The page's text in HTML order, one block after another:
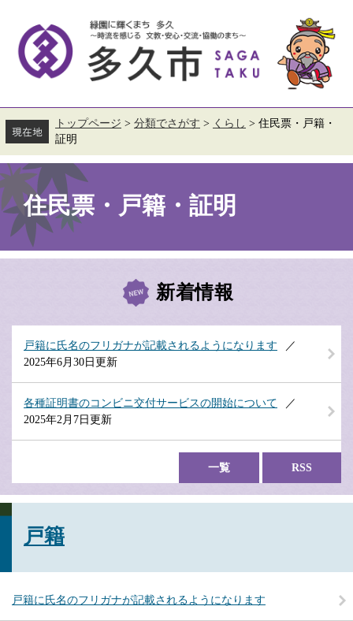
す。
し
て
へ
トップページ > 分類でさがす > くらし > 住民票・戸籍・
証明
本
文
住民票・戸籍・証明
新着情報
戸籍に氏名のフリガナが記載されるようになります
2025年6月30日更新
各種証明書のコンビニ交付サービスの開始について
2025年2月7日更新
一覧 RSS
戸籍
戸籍に氏名のフリガナが記載されるようになります